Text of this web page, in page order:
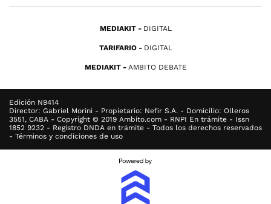
MEDIAKIT DIGITAL
TARIFARIO DIGITAL
MEDIAKIT AMBITO DEBATE
Edición N9414
Director: Gabriel Morini - Propietario: Nefir S.A. - Domicilio: Olleros
3551, CABA - Copyright © 2019 Ambito.com - RNPI En trámite - Issn
1852 9232 - Registro DNDA en trámite - Todos los derechos reservados
- Términos y condiciones de uso